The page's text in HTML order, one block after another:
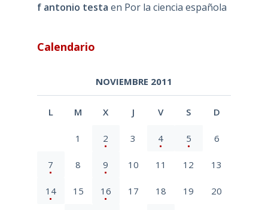
f antonio testa en Por la ciencia española
Calendario
NOVIEMBRE 2011
L M X J V S D
1 2 3 4 5 6
7 8 9 10 11 12 13
14 15 16 17 18 19 20